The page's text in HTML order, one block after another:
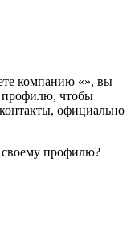
компанию «», вы
профилю, чтобы
официально
профилю?